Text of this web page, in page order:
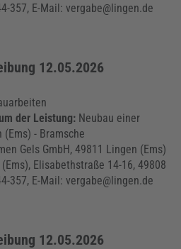
357, E-Mail: vergabe@lingen.de
12.05.2026
der Leistung: Neubau einer
- Bramsche
Gels GmbH, 49811 Lingen (Ems)
Elisabethstraße 14-16, 49808
357, E-Mail: vergabe@lingen.de
12.05.2026